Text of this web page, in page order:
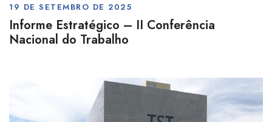
19 DE SETEMBRO DE 2025
Informe Estratégico – II Conferência
Nacional do Trabalho